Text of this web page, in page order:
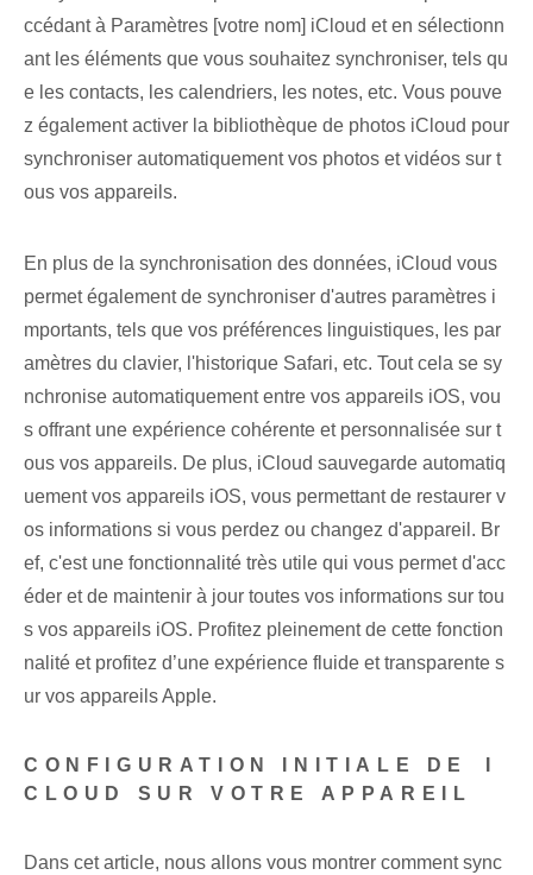
ccédant à Paramètres [votre nom] iCloud et en sélectionn
ant les éléments que vous souhaitez synchroniser, tels qu
e les contacts, les calendriers, les notes, etc. Vous pouve
z également activer la bibliothèque de photos iCloud pour
synchroniser automatiquement vos photos et vidéos sur t
ous vos appareils.
En plus de la synchronisation des données, iCloud vous
permet également de synchroniser d'autres paramètres i
mportants, tels que vos préférences linguistiques, les par
amètres du clavier, l'historique Safari, etc. Tout cela se sy
nchronise automatiquement entre vos appareils iOS, vou
s offrant une expérience cohérente et personnalisée sur t
ous vos appareils. De plus, iCloud sauvegarde automatiq
uement vos appareils iOS, vous permettant de restaurer v
os informations si vous perdez ou changez d'appareil. Br
ef, c'est une fonctionnalité très utile qui vous permet d'acc
éder et de maintenir à jour toutes vos informations sur tou
s vos appareils iOS. Profitez pleinement de cette fonction
nalité et profitez d’une expérience fluide et transparente s
ur vos appareils Apple.
CONFIGURATION INITIALE DE ⁢I
CLOUD SUR VOTRE​ APPAREIL
Dans cet article, nous allons vous montrer comment sync